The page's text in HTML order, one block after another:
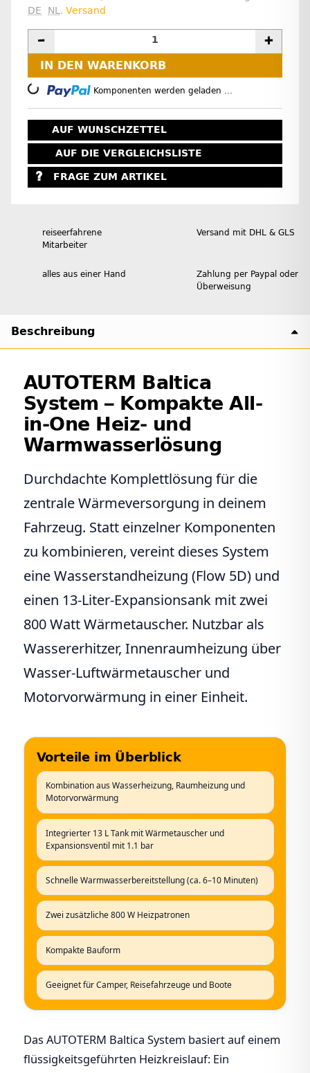
DE
NL. Versand
IN DEN WARENKORB
Komponenten werden geladen ...
AUF WUNSCHZETTEL
AUF DIE VERGLEICHSLISTE
FRAGE ZUM ARTIKEL
reiseerfahrene
Mitarbeiter
Versand mit DHL & GLS
alles aus einer Hand
Zahlung per Paypal oder
Überweisung
Beschreibung
AUTOTERM Baltica
System – Kompakte All-
in-One Heiz- und
Warmwasserlösung
Durchdachte Komplettlösung für die
zentrale Wärmeversorgung in deinem
Fahrzeug. Statt einzelner Komponenten
zu kombinieren, vereint dieses System
eine Wasserstandheizung (Flow 5D) und
einen 13-Liter-Expansionsank mit zwei
800 Watt Wärmetauscher. Nutzbar als
Wassererhitzer, Innenraumheizung über
Wasser-Luftwärmetauscher und
Motorvorwärmung in einer Einheit.
Vorteile im Überblick
Kombination aus Wasserheizung, Raumheizung und
Motorvorwärmung
Integrierter 13 L Tank mit Wärmetauscher und
Expansionsventil mit 1.1 bar
Schnelle Warmwasserbereitstellung (ca. 6–10 Minuten)
Zwei zusätzliche 800 W Heizpatronen
Kompakte Bauform
Geeignet für Camper, Reisefahrzeuge und Boote
Das AUTOTERM Baltica System basiert auf einem
flüssigkeitsgeführten Heizkreislauf: Ein